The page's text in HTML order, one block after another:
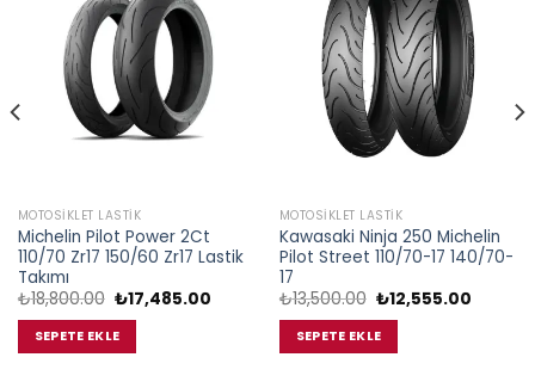
MOTOSIKLET LASTIK
Michelin Pilot Power 2Ct
110/70 Zr17 150/60 Zr17 Lastik
Takımı
₺18,800.00 Orijinal
fiyat:
₺18,800.00.
₺17,485.00Şu
₺17,485.00.
SEPETE EKLE
MOTOSIKLET LASTIK
Kawasaki Ninja 250 Michelin
Pilot Street 110/70-17 140/70-
17
₺13,500.00 Orijinal
fiyat:
₺13,500.00.
₺12,555.00Şu
SEPETE EKLE